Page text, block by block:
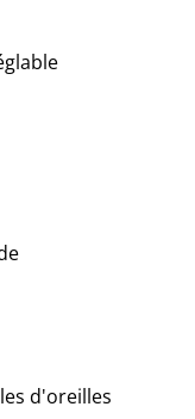
d'oreilles